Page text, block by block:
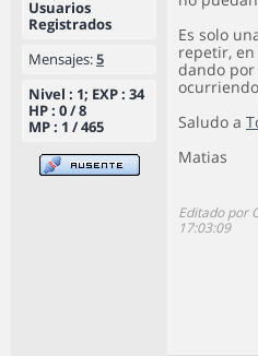
Usuarios
Registrados
Mensajes:5
Nivel : 1; EXP : 34
HP : 0 / 8
MP : 1 / 465
Es solo
repetir,
dando por
Saludo a
Matias
Editado por
17:03:09